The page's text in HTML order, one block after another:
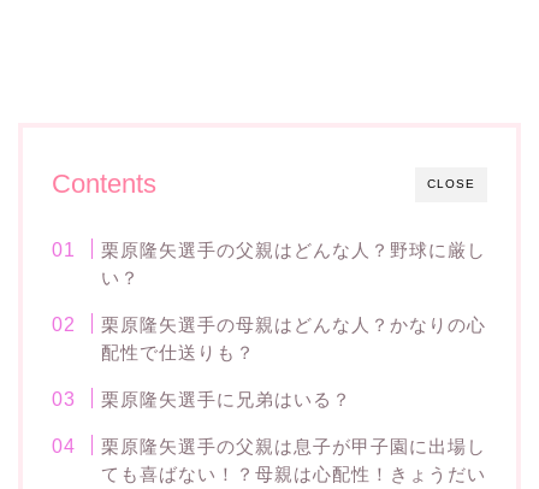
CLOSE
Contents
栗原隆矢選手の父親はどんな人？野球に厳し
い？
栗原隆矢選手の母親はどんな人？かなりの心
配性で仕送りも？
栗原隆矢選手に兄弟はいる？
栗原隆矢選手の父親は息子が甲子園に出場し
ても喜ばない！？母親は心配性！きょうだい